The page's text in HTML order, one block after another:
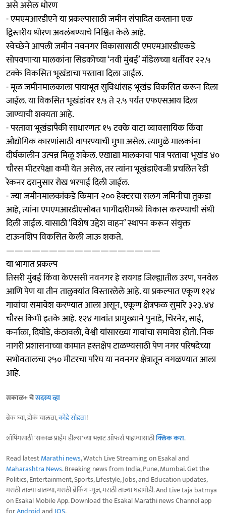
असे असेल धोरण
- एमएमआरडीएने या प्रकल्पासाठी जमीन संपादित करताना एक
द्विस्तरीय धोरण अवलंबण्याचे निश्चित केले आहे.
स्वेच्छेने आपली जमीन नवनगर विकासासाठी एमएमआरडीएकडे
सोपवणाऱ्या मालकांना सिडकोच्या ‘नवी मुंबई’ मॉडेलच्या धर्तीवर २२.५
टक्के विकसित भूखंडाचा परतावा दिला जाईल.
- मूळ जमीनमालकाला पायाभूत सुविधांसह भूखंड विकसित करून दिला
जाईल. या विकसित भूखंडांवर १.५ ते २.५ पर्यंत एफएसआय दिला
जाण्याची शक्यता आहे.
- परतावा भूखंडापैकी साधारणतः १५ टक्के वाटा व्यावसायिक किंवा
औद्योगिक कारणांसाठी वापरण्याची मुभा असेल. त्यामुळे मालकांना
दीर्घकालीन उत्पन्न मिळू शकेल. एखाद्या मालकाचा पात्र परतावा भूखंड ४०
चौरस मीटरपेक्षा कमी येत असेल, तर त्यांना भूखंडाऐवजी प्रचलित रेडी
रेकनर दरानुसार रोख भरपाई दिली जाईल.
- ज्या जमीनमालकांकडे किमान २०० हेक्टरचा सलग जमिनीचा तुकडा
आहे, त्यांना एमएमआरडीएसोबत भागीदारीमध्ये विकास करण्याची संधी
दिली जाईल. यासाठी ‘विशेष उद्देश वाहन’ स्थापन करून संयुक्त
टाऊनशिप विकसित केली जाऊ शकते.
——————————————————
या भागात प्रकल्प
तिसरी मुंबई किंवा केएससी नवनगर हे रायगड जिल्ह्यातील उरण, पनवेल
आणि पेण या तीन तालुक्यांत विस्तारलेले आहे. या प्रकल्पात एकूण १२४
गावांचा समावेश करण्यात आला असून, एकूण क्षेत्रफळ सुमारे ३२३.४४
चौरस किमी इतके आहे. १२४ गावांत प्रामुख्याने पुनाडे, चिरनेर, साई,
कर्नाळा, दिघोडे, कंठावली, वेश्वी यांसारख्या गावांचा समावेश होतो. निक
नागरी प्रशासनाच्या कामात हस्तक्षेप टाळण्यसाठी पेण नगर परिषदेच्या
सभोवतालचा २५० मीटरचा परिघ या नवनगर क्षेत्रातून वगळण्यात आला
आहे.
सकाळ+ चेसदस्य व्हा
ब्रेक घ्या, डोकं चालवा,कोडे सोडवा!
शॉपिंगसाठी 'सकाळ प्राईम डील्स'च्या भन्नाट ऑफर्स पाहण्यासाठीक्लिक करा.
Read latestMarathi news, Watch Live Streaming on Esakal and
Maharashtra News. Breaking news from India, Pune, Mumbai. Get the
Politics, Entertainment, Sports, Lifestyle, Jobs, and Education updates,
मराठी ताज्या बातम्या, मराठी ब्रेकिंग न्यूज, मराठी ताज्या घडामोडी. And Live taja batmya
on Esakal Mobile App. Download the Esakal Marathi news Channel app